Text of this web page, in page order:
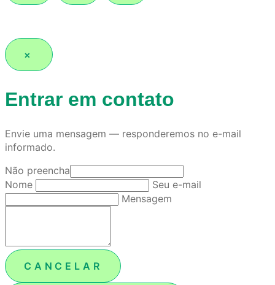
×
Entrar em contato
Envie uma mensagem — responderemos no e-mail
informado.
Não preencha
Nome
Seu e-mail
Mensagem
CANCELAR